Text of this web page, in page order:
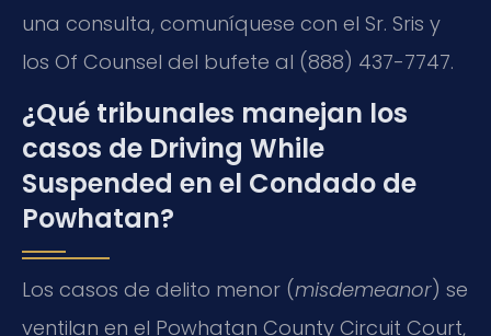
una consulta, comuníquese con el Sr. Sris y
los Of Counsel del bufete al (888) 437-7747.
¿Qué tribunales manejan los
casos de Driving While
Suspended en el Condado de
Powhatan?
Los casos de delito menor (misdemeanor) se
ventilan en el Powhatan County Circuit Court,